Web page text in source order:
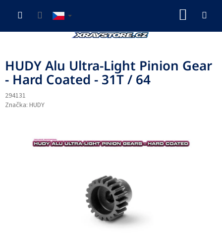
HUDY Alu Ultra-Light Pinion Gear
- Hard Coated - 31T / 64
294131
Značka: HUDY